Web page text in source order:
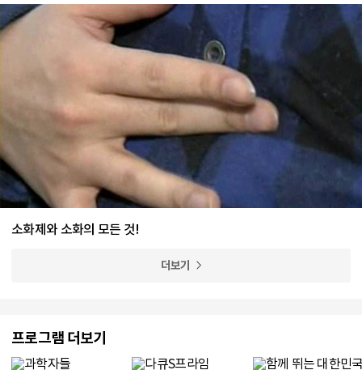
소화제와 소화의 모든 것!
더보기
프로그램 더보기